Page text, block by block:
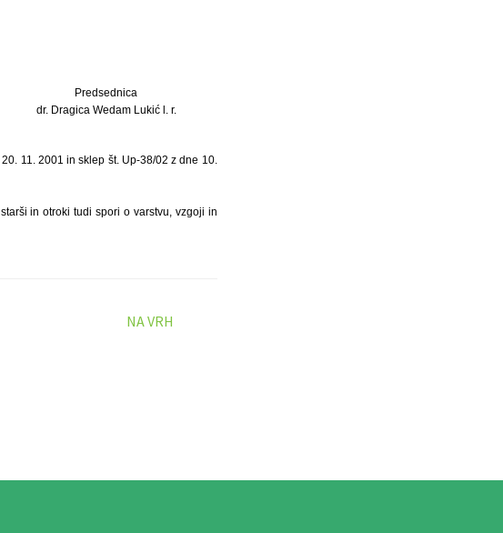
Predsednica
dr. Dragica Wedam Lukić l. r.
11. 2001 in sklep št. Up-38/02 z dne 10.
in otroki tudi spori o varstvu, vzgoji in
NA VRH